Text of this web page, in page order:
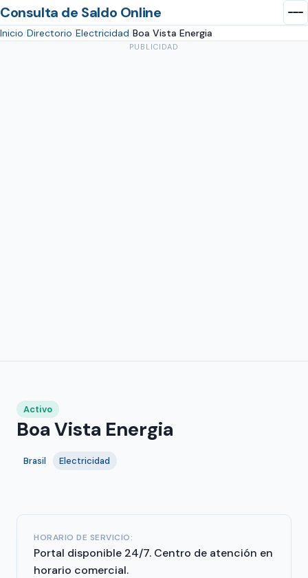
Consulta de Saldo Online
Inicio Directorio Electricidad Boa Vista Energia
PUBLICIDAD
Activo
Boa Vista Energia
Brasil Electricidad
HORARIO DE SERVICIO:
Portal disponible 24/7. Centro de atención en
horario comercial.